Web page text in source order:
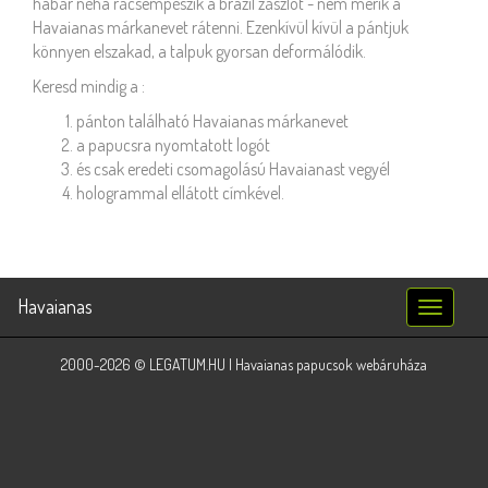
Havaianas márkanevet rátenni. Ezenkívül kívül a pántjuk
könnyen elszakad, a talpuk gyorsan deformálódik.
Keresd mindig a :
pánton található Havaianas márkanevet
a papucsra nyomtatott logót
és csak eredeti csomagolású Havaianast vegyél
hologrammal ellátott címkével.
Toggle
navigation
Havaianas
2000-2026 © LEGATUM.HU | Havaianas papucsok webáruháza